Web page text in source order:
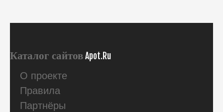
Каталог сайтовApot.Ru
О проекте
Правила
Партнёры